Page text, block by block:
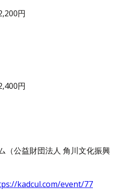
円
円
（公益財団法人 角川文化振興
kadcul.com/event/77